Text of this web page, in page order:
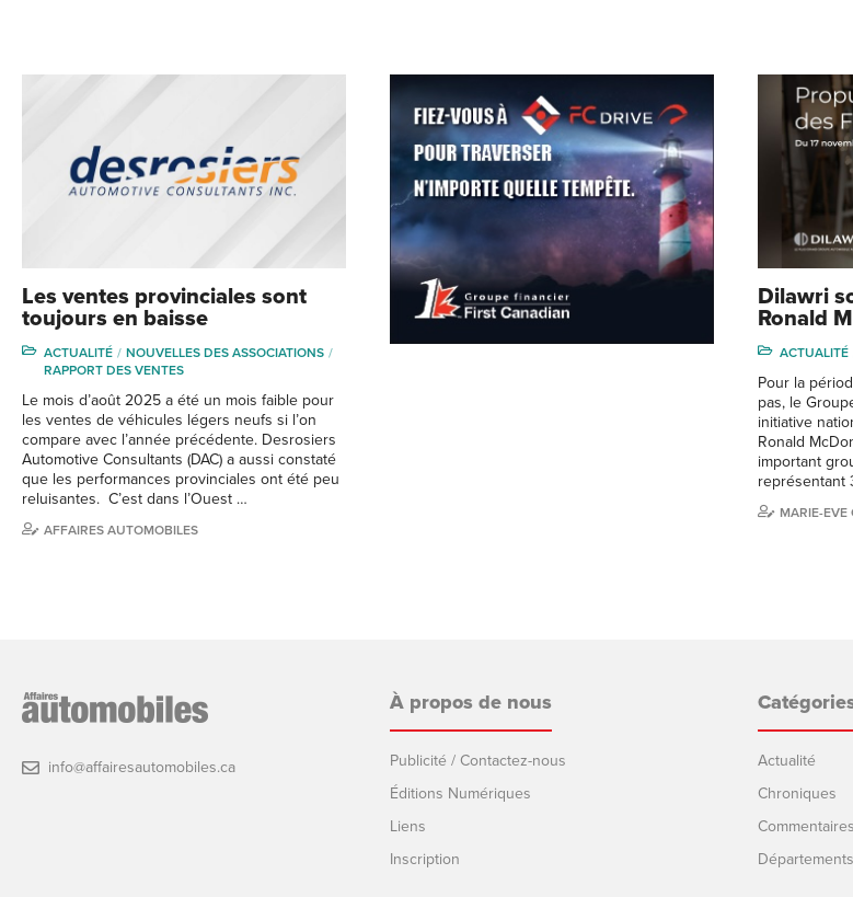
Les ventes provinciales sont
toujours en baisse
ACTUALITÉ
NOUVELLES DES ASSOCIATIONS
RAPPORT DES VENTES
Le mois d’août 2025 a été un mois faible pour
les ventes de véhicules légers neufs si l’on
compare avec l’année précédente. Desrosiers
Automotive Consultants (DAC) a aussi constaté
que les performances provinciales ont été peu
reluisantes. C’est dans l’Ouest …
AFFAIRES AUTOMOBILES
Dilawri
Ronald
ACTUALITÉ
Pour la
pas, le
initiative
Ronald
important
représentant
MARIE-EVE
info@affairesautomobiles.ca
À propos de nous
Publicité / Contactez-nous
Éditions Numériques
Liens
Inscription
Actualité
Chroniques
Commentaires
Départements